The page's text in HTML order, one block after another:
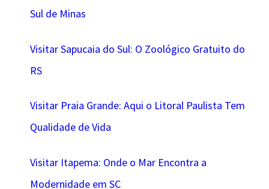
Sul de Minas
Visitar Sapucaia do Sul: O Zoológico Gratuito do
RS
Visitar Praia Grande: Aqui o Litoral Paulista Tem
Qualidade de Vida
Visitar Itapema: Onde o Mar Encontra a
Modernidade em SC